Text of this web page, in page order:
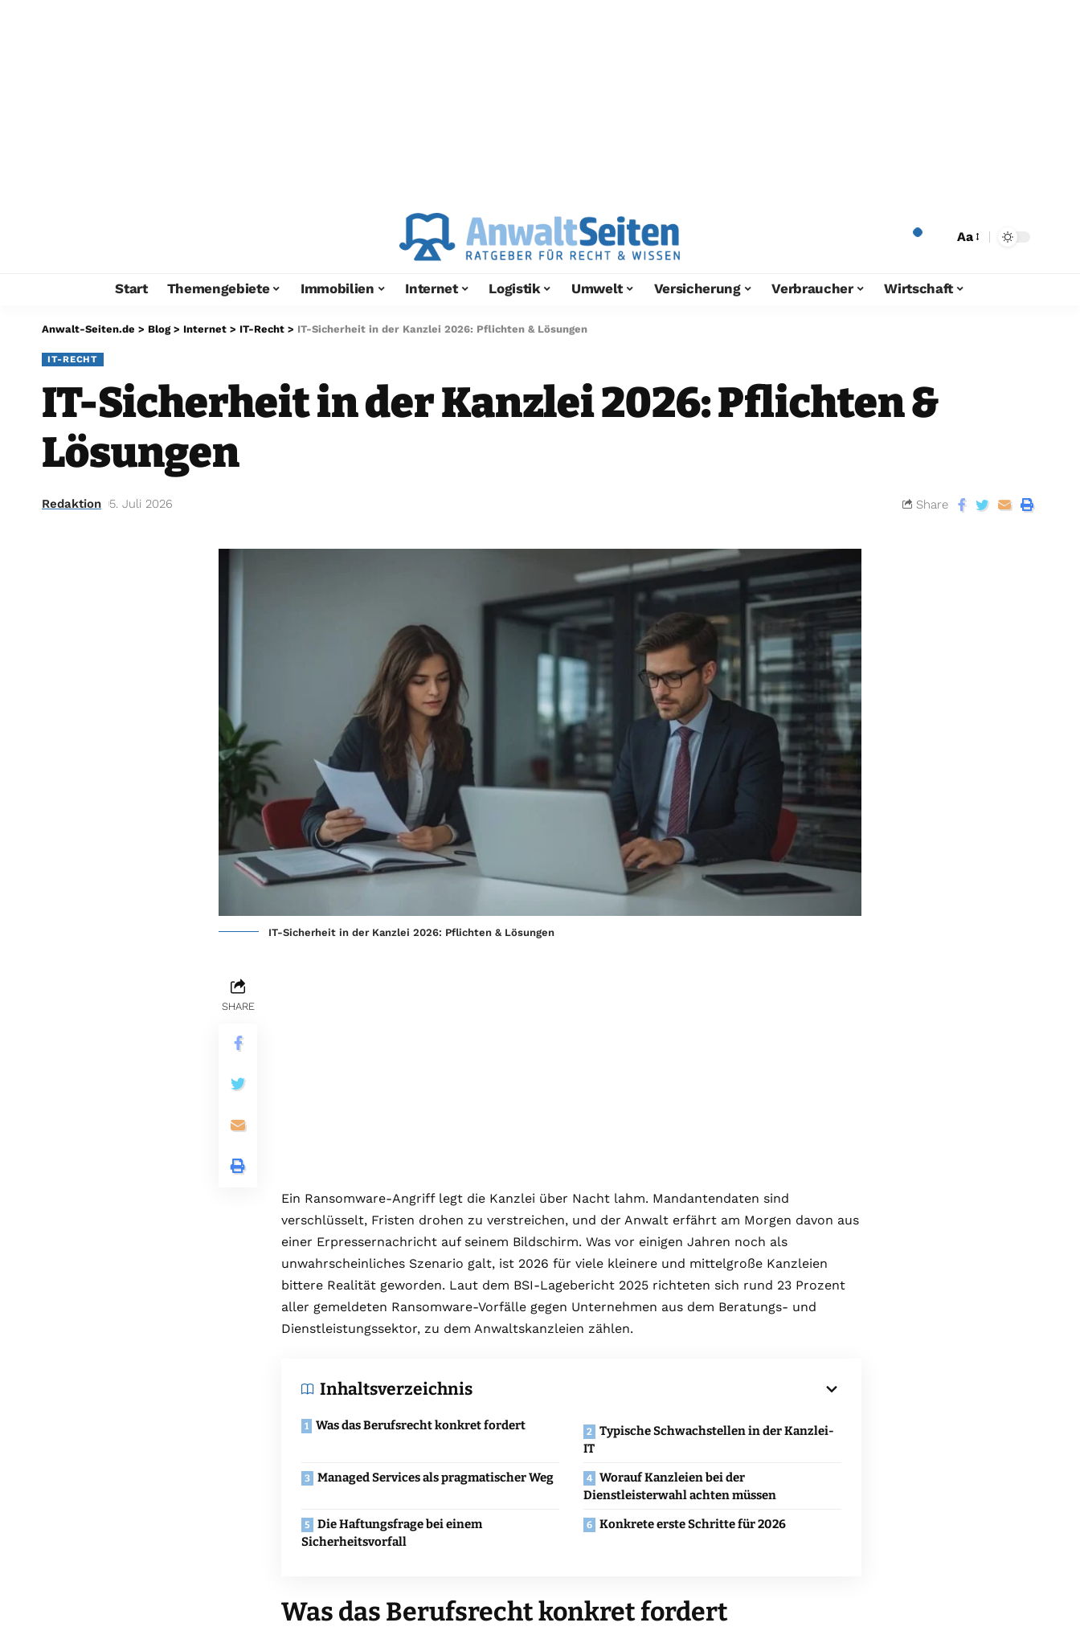
Aa
Start Themengebiete Immobilien Internet Logistik Umwelt Versicherung Verbraucher Wirtschaft
Anwalt-Seiten.de > Blog> Internet > IT-Recht > IT-Sicherheit in der Kanzlei 2026: Pflichten & Lösungen
IT-RECHT
IT-Sicherheit in der Kanzlei 2026: Pflichten &
Lösungen
Redaktion 5. Juli 2026 Share
IT-Sicherheit in der Kanzlei 2026: Pflichten & Lösungen
SHARE
Ein Ransomware-Angriff legt die Kanzlei über Nacht lahm. Mandantendaten sind
verschlüsselt, Fristen drohen zu verstreichen, und der Anwalt erfährt am Morgen davon aus
einer Erpressernachricht auf seinem Bildschirm. Was vor einigen Jahren noch als
unwahrscheinliches Szenario galt, ist 2026 für viele kleinere und mittelgroße Kanzleien
bittere Realität geworden. Laut dem BSI-Lagebericht 2025 richteten sich rund 23 Prozent
aller gemeldeten Ransomware-Vorfälle gegen Unternehmen aus dem Beratungs- und
Dienstleistungssektor, zu dem Anwaltskanzleien zählen.
Inhaltsverzeichnis
Was das Berufsrecht konkret fordert
Typische Schwachstellen in der Kanzlei-
IT
Managed Services als pragmatischer Weg
Worauf Kanzleien bei der
Dienstleisterwahl achten müssen
Die Haftungsfrage bei einem
Sicherheitsvorfall
Konkrete erste Schritte für 2026
Was das Berufsrecht konkret fordert